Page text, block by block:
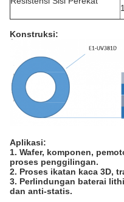
Konstruksi:
Aplikasi:
1. Wafer, komponen,
proses penggilingan.
2. Proses ikatan kaca 3D,
3. Perlindungan baterai
dan anti-statis.